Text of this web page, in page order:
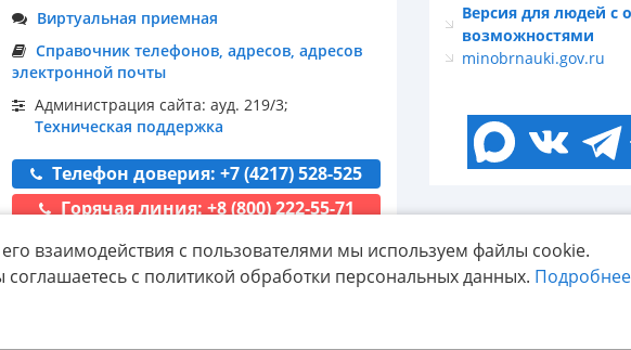
взаимодействия с пользователями мы используем файлы cookie.
с политикой обработки персональных данных.
Виртуальная приемная
Справочник телефонов, адресов, адресов
электронной почты
Администрация сайта: ауд. 219/3;
Техническая поддержка
Телефон доверия: +7 (4217) 528-525
Горячая линия: +8 (800) 222-55-71
Версия для людей с
возможностями
minobrnauki.gov.ru